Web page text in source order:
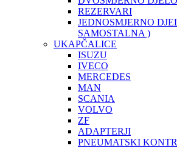
REZERVARI
JEDNOSMJERNO
SAMOSTALNA )
UKAPČALICE
ISUZU
IVECO
MERCEDES
MAN
SCANIA
VOLVO
ZF
ADAPTERJI
PNEUMATSKI